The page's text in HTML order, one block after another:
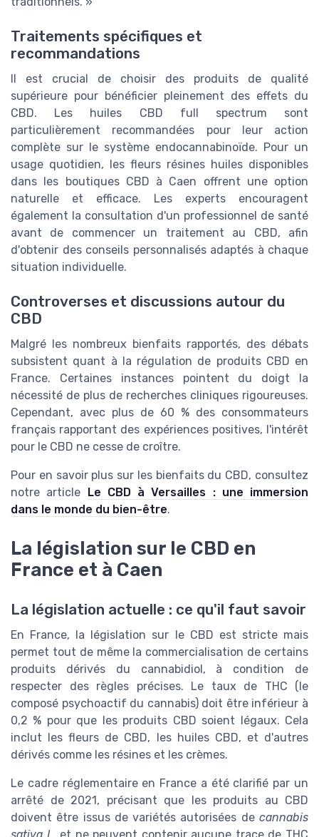
Traitements spécifiques et
recommandations
Il est crucial de choisir des produits de qualité
supérieure pour bénéficier pleinement des effets du
CBD. Les huiles CBD full spectrum sont
particulièrement recommandées pour leur action
complète sur le système endocannabinoïde. Pour un
usage quotidien, les fleurs résines huiles disponibles
dans les boutiques CBD à Caen offrent une option
naturelle et efficace. Les experts encouragent
également la consultation d'un professionnel de santé
avant de commencer un traitement au CBD, afin
d'obtenir des conseils personnalisés adaptés à chaque
situation individuelle.
Controverses et discussions autour du
CBD
Malgré les nombreux bienfaits rapportés, des débats
subsistent quant à la régulation de produits CBD en
France. Certaines instances pointent du doigt la
nécessité de plus de recherches cliniques rigoureuses.
Cependant, avec plus de 60 % des consommateurs
français rapportant des expériences positives, l'intérêt
pour le CBD ne cesse de croître.
Pour en savoir plus sur les bienfaits du CBD, consultez
notre article
Le CBD à Versailles : une immersion
dans le monde du bien-être.
La législation sur le CBD en
France et à Caen
La législation actuelle : ce qu'il faut savoir
En France, la législation sur le CBD est stricte mais
permet tout de même la commercialisation de certains
produits dérivés du cannabidiol, à condition de
respecter des règles précises. Le taux de THC (le
composé psychoactif du cannabis) doit être inférieur à
0,2 % pour que les produits CBD soient légaux. Cela
inclut les fleurs de CBD, les huiles CBD, et d'autres
dérivés comme les résines et les crèmes.
Le cadre réglementaire en France a été clarifié par un
arrêté de 2021, précisant que les produits au CBD
doivent être issus de variétés autorisées de cannabis
sativa L.
et ne peuvent contenir aucune trace de THC